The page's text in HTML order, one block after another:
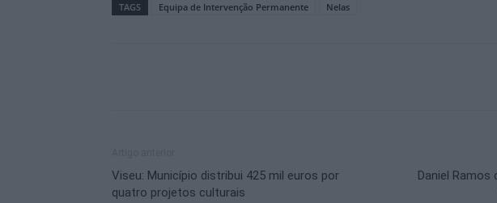
TAGS Equipa de Intervenção Permanente Nelas
Viseu: Município distribui 425 mil euros por
quatro projetos culturais
Daniel